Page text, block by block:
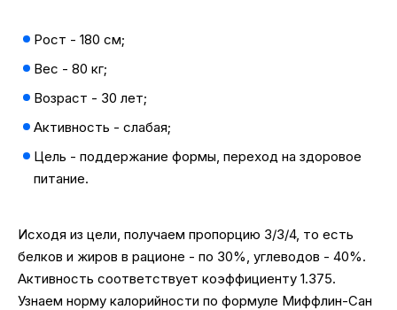
Рост - 180 см;
Вес - 80 кг;
Возраст - 30 лет;
Активность - слабая;
Цель - поддержание формы, переход на здоровое
питание.
Исходя из цели, получаем пропорцию 3/3/4, то есть
белков и жиров в рационе - по 30%, углеводов - 40%.
Активность соответствует коэффициенту 1.375.
Узнаем норму калорийности по формуле Миффлин-Сан